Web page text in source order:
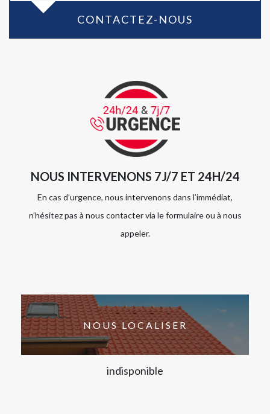
CONTACTEZ-NOUS
NOUS INTERVENONS 7J/7 ET 24H/24
En cas d’urgence, nous intervenons dans l’immédiat,
n’hésitez pas à nous contacter via le formulaire ou à nous
appeler.
NOUS LOCALISER
indisponible